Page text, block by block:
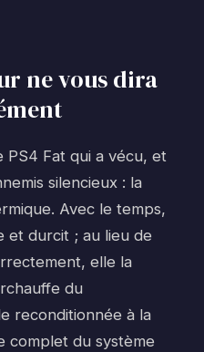
ne vous dira
PS4 Fat qui a vécu, et
silencieux : la
Avec le temps,
et durcit ; au lieu de
elle la
du
reconditionnée à la
complet du système